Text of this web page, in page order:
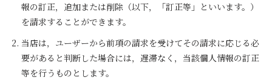
報の訂正，追加または削除（以下，「訂正等」といいます。）
を請求することができます。
当店は，ユーザーから前項の請求を受けてその請求に応じる必
要があると判断した場合には，遅滞なく，当該個人情報の訂正
等を行うものとします。